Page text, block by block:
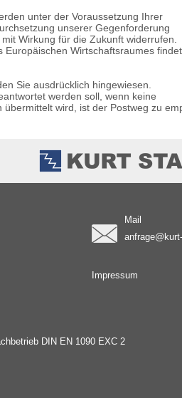
unter der Voraussetzung Ihrer
unserer Gegenforderung
Wirkung für die Zukunft widerrufen.
Wirtschaftsraumes
Sie ausdrücklich hingewiesen.
werden soll, wenn keine
wird, ist der Postweg zu
Mail
Impressum
DIN EN 1090 EXC 2